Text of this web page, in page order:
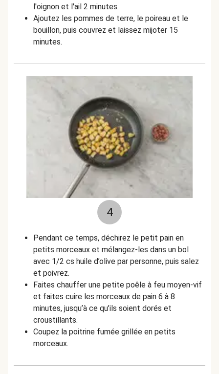
l'oignon et l'ail 2 minutes.
Ajoutez les pommes de terre, le poireau et le
bouillon, puis couvrez et laissez mijoter 15
minutes.
4
Pendant ce temps, déchirez le petit pain en
petits morceaux et mélangez-les dans un bol
avec 1/2 cs huile d’olive par personne, puis salez
et poivrez.
Faites chauffer une petite poêle à feu moyen-vif
et faites cuire les morceaux de pain 6 à 8
minutes, jusqu’à ce qu’ils soient dorés et
croustillants.
Coupez la poitrine fumée grillée en petits
morceaux.